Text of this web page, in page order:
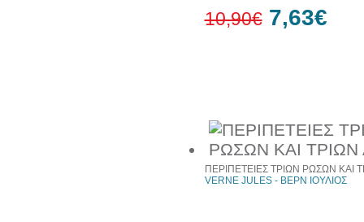
10,90€ 7,63€
ΠΕΡΙΠΕΤΕΙΕΣ ΤΡΙΩΝ ΡΩΣΩΝ ΚΑΙ
VERNE JULES - ΒΕΡΝ ΙΟΥΛΙΟΣ